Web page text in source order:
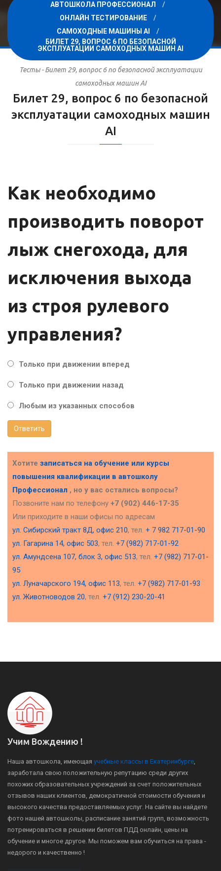
АВТОШКОЛА ПРОФЕССИОНАЛ
ОНЛАЙН ТЕСТИРОВАНИЕ
САМОХОДНЫЕ МАШИНЫ AI
БИЛЕТ 29, ВОПРОС 6 ПО БЕЗОПАСНОЙ
ЭКСПЛУАТАЦИИ САМОХОДНЫХ МАШИН AI
Тесты - Билет 29, вопрос 6 по безопасной эксплуатации
самоходных машин AI
Билет 29, вопрос 6 по безопасной
эксплуатации самоходных машин
AI
Как необходимо
производить поворот
лыж снегохода, для
исключения выхода
из строя рулевого
управления?
Только при движении вперед
Только при движении назад
Любым из указанных способов
Ответить
Хотите записаться на обучение или курсы
повышения квалификации в автошколу
Профессионал , но у вас остались вопросы?
Позвоните нам по телефону +7 (902) 446-17-35
Или приходите в наши офисы по адресам
ул. Сибирский тракт 8Д, офис 210, тел. + 7 982 717-01-90
ул. Гагарина 14, офис 503, тел. +7 (982) 717-01-92
ул. Амундсена 107, блок 3, офис 513, тел. +7 (982) 717-01-
95
ул. Луначарского 194, офис 113, тел. +7 (982) 717-01-93
ул. Животноводов 20, тел. +7 (912) 230-20-41
Учим Вождению !
Наша автошкола, имеющая учебные классы в Екатеринбурге,
заработала свою положительную репутацию среди других
похожих образовательных учреждений за счет положительных
отзывов наших клиентов, демократичной стоимости обучения и
высокого качества предоставляемых услуг. На сайте вы найдете
фото нашей автошколы, расписание занятий групп, возможность
потренироваться в решении билетов ПДД онлайн, цены на
обучение и многое другое. Мы поможем вам обучиться на права -
недорого и качественно !